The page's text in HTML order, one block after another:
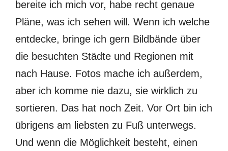
bereite ich mich vor, habe recht genaue
Pläne, was ich sehen will. Wenn ich welche
entdecke, bringe ich gern Bildbände über
die besuchten Städte und Regionen mit
nach Hause. Fotos mache ich außerdem,
aber ich komme nie dazu, sie wirklich zu
sortieren. Das hat noch Zeit. Vor Ort bin ich
übrigens am liebsten zu Fuß unterwegs.
Und wenn die Möglichkeit besteht, einen